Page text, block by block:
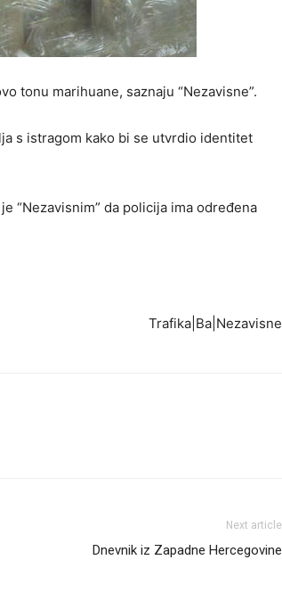
tonu marihuane, saznaju “Nezavisne”.
s istragom kako bi se utvrdio identitet
“Nezavisnim” da policija ima određena
Trafika|Ba|Nezavisne
Next article
Dnevnik iz Zapadne Hercegovine